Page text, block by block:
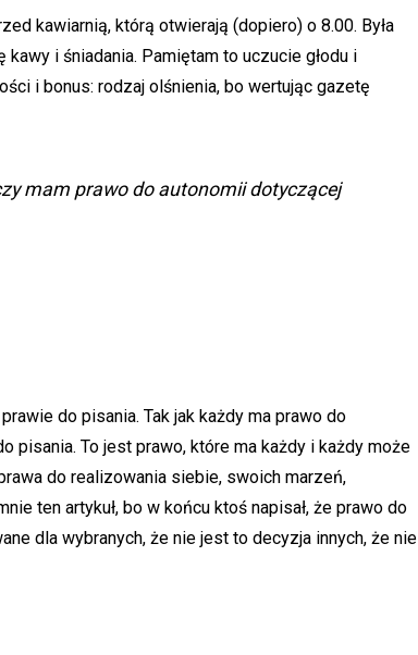
kawiarnią, którą otwierają (dopiero) o 8.00. Była
i śniadania. Pamiętam to uczucie głodu i
i bonus: rodzaj olśnienia, bo wertując gazetę
mam prawo do autonomii dotyczącej
do pisania. Tak jak każdy ma prawo do
pisania. To jest prawo, które ma każdy i każdy może
do realizowania siebie, swoich marzeń,
ten artykuł, bo w końcu ktoś napisał, że prawo do
dla wybranych, że nie jest to decyzja innych, że nie